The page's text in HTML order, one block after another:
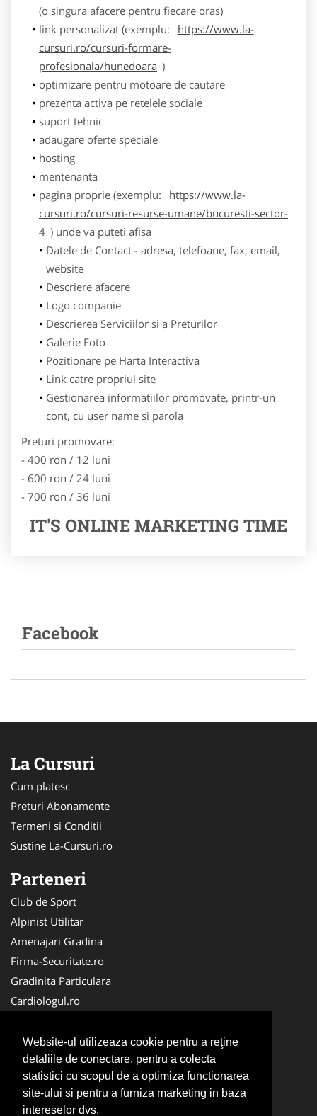
Website-ul utilizeaza cookie pentru a reţine
detaliile de conectare, pentru a colecta
statistici cu scopul de a optimiza functionarea
site-ului si pentru a furniza marketing in baza
intereselor dvs.
(o singura afacere pentru fiecare oras)
link personalizat (exemplu:
https://www.la-
cursuri.ro/cursuri-formare-
profesionala/hunedoara )
optimizare pentru motoare de cautare
prezenta activa pe retelele sociale
suport tehnic
adaugare oferte speciale
hosting
mentenanta
pagina proprie (exemplu:
https://www.la-
cursuri.ro/cursuri-resurse-umane/bucuresti-sector-
4 ) unde va puteti afisa
Datele de Contact - adresa, telefoane, fax, email,
website
Descriere afacere
Logo companie
Descrierea Serviciilor si a Preturilor
Galerie Foto
Pozitionare pe Harta Interactiva
Link catre propriul site
Gestionarea informatiilor promovate, printr-un
cont, cu user name si parola
Preturi promovare:
- 400 ron / 12 luni
- 600 ron / 24 luni
- 700 ron / 36 luni
IT'S ONLINE MARKETING TIME
Facebook
La Cursuri
Cum platesc
Preturi Abonamente
Termeni si Conditii
Sustine La-Cursuri.ro
Parteneri
Club de Sport
Alpinist Utilitar
Amenajari Gradina
Firma-Securitate.ro
Gradinita Particulara
Cardiologul.ro
Service-Reparatii.com
Ambalaje Romania
Cabinet-Individual.ro
CentruInchirieri.ro